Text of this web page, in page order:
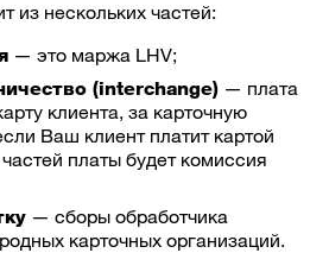
из нескольких частей:
— это маржа LHV;
(interchange) — плата
клиента, за карточную
Ваш клиент платит картой
платы будет комиссия
— сборы обработчика
карточных организаций.